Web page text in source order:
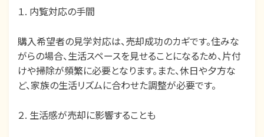
１. 内覧対応の手間
購入希望者の見学対応は、売却成功のカギです。住みな
がらの場合、生活スペースを見せることになるため、片付
けや掃除が頻繁に必要となります。また、休日や夕方な
ど、家族の生活リズムに合わせた調整が必要です。
２. 生活感が売却に影響することも